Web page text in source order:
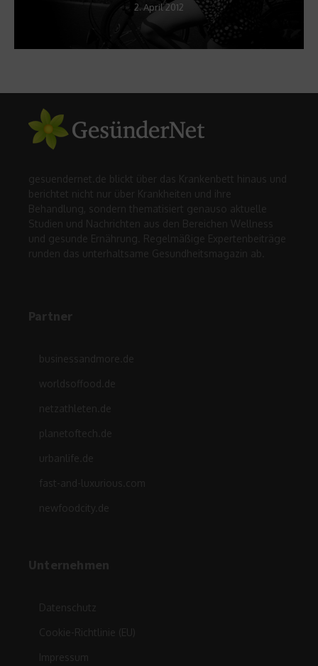
2. April 2012
gesuendernet.de blickt über das Krankenbett hinaus und
berichtet nicht nur über Krankheiten und ihre
Behandlung, sondern thematisiert genauso aktuelle
Studien und Nachrichten aus den Bereichen Wellness
und gesunde Ernährung. Regelmäßige Expertenbeiträge
runden das unterhaltsame Gesundheitsmagazin ab.
Partner
businessandmore.de
worldsoffood.de
netzathleten.de
planetoftech.de
urbanlife.de
fast-and-luxurious.com
newfoodcity.de
Unternehmen
Datenschutz
Cookie-Richtlinie (EU)
Impressum